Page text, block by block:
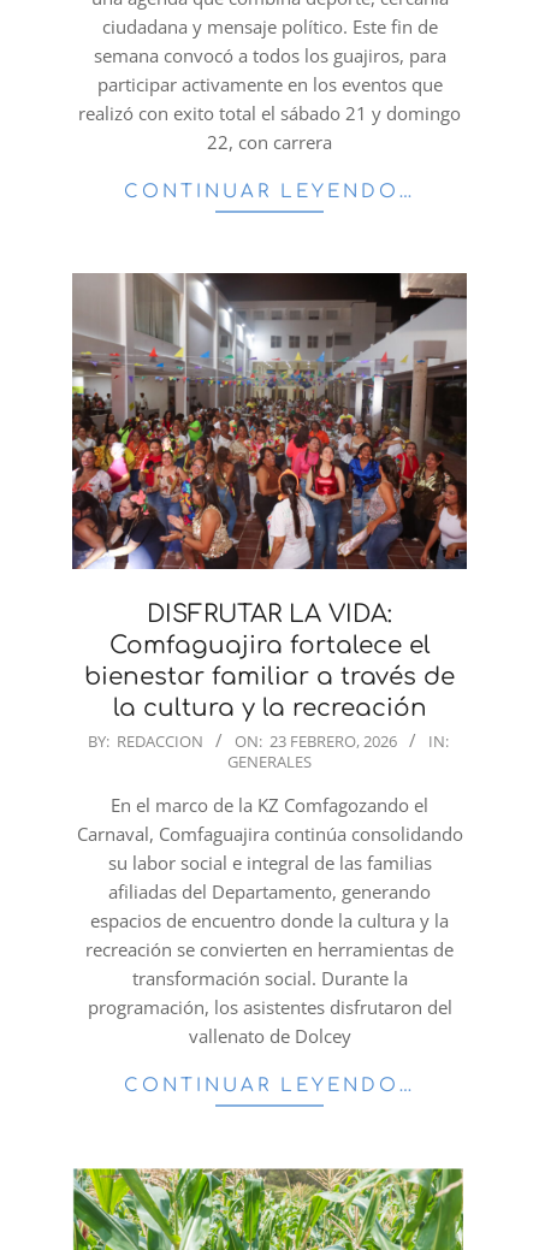
ciudadana y mensaje político. Este fin de
semana convocó a todos los guajiros, para
participar activamente en los eventos que
realizó con exito total el sábado 21 y domingo
22, con carrera
CONTINUAR LEYENDO…
DISFRUTAR LA VIDA:
Comfaguajira fortalece el
bienestar familiar a través de
la cultura y la recreación
2026-
BY: REDACCION ON: 23 FEBRERO, 2026
IN:
GENERALES
En el marco de la KZ Comfagozando el
Carnaval, Comfaguajira continúa consolidando
su labor social e integral de las familias
afiliadas del Departamento, generando
espacios de encuentro donde la cultura y la
recreación se convierten en herramientas de
transformación social. Durante la
programación, los asistentes disfrutaron del
vallenato de Dolcey
CONTINUAR LEYENDO…